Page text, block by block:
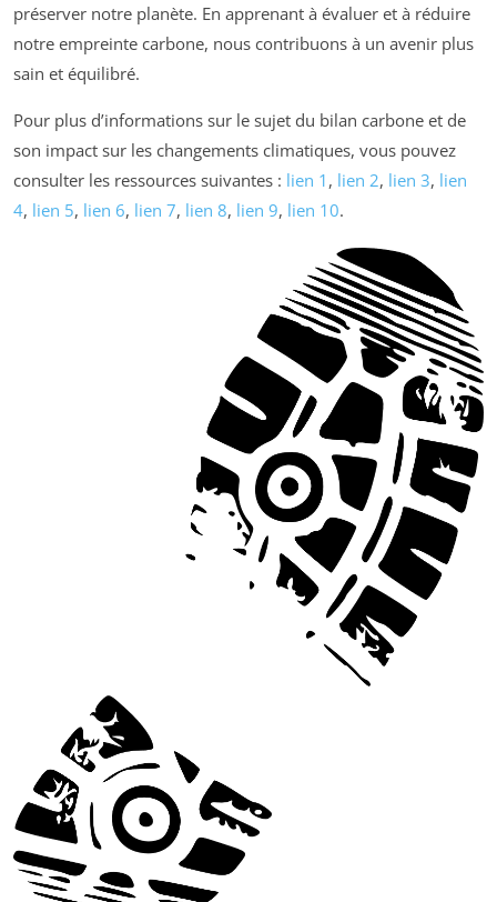
préserver notre planète. En apprenant à évaluer et à réduire
notre empreinte carbone, nous contribuons à un avenir plus
sain et équilibré.
Pour plus d’informations sur le sujet du bilan carbone et de
son impact sur les changements climatiques, vous pouvez
consulter les ressources suivantes : lien 1 , lien 2, lien 3, lien
4, lien 5, lien 6, lien 7, lien 8, lien 9, lien 10.